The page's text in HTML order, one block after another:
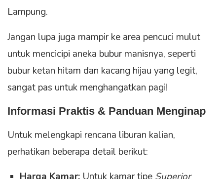
Lampung.
Jangan lupa juga mampir ke area pencuci mulut
untuk mencicipi aneka bubur manisnya, seperti
bubur ketan hitam dan kacang hijau yang legit,
sangat pas untuk menghangatkan pagi!
Informasi Praktis & Panduan Menginap
Untuk melengkapi rencana liburan kalian,
perhatikan beberapa detail berikut: